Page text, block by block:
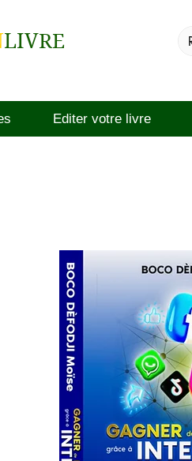
LIVRE
Editer votre livre